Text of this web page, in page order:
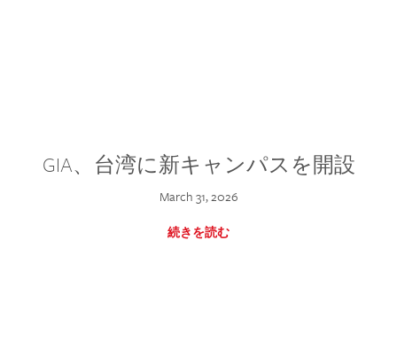
GIA、台湾に新キャンパスを開設
March 31, 2026
続きを読む